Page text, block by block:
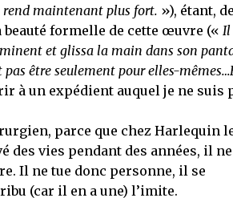
rend maintenant plus fort. »), étant,
formelle de cette œuvre (« Il
et glissa la main dans son
être seulement pour elles-
à un expédient auquel je ne suis
parce que chez Harlequin
des vies pendant des années, il ne
Il ne tue donc personne, il se
(car il en a une) l’imite.